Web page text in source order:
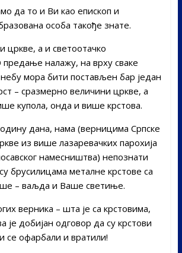
да то и Ви као епископ и
особа такође знате.
цркве, а и светоотачко
налажу, на врху сваке
мора бити постављен бар један
– сразмерно величини цркве, а
купола, онда и више крстова.
дана, нама (верницима Српске
из више лазаревачких парохија
намесништва) непознати
брусилицама металне крстове са
– ваљда и Ваше светиње.
верника – шта је са крстовима,
је добијан одговор да су крстови
се офарбали и вратили!